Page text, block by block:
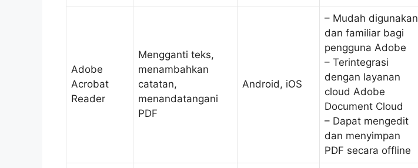
Adobe
Acrobat
Reader
Mengganti teks,
menambahkan
catatan,
menandatangani
PDF
Android, iOS
– Mudah digunakan
dan familiar bagi
pengguna Adobe
– Terintegrasi
dengan layanan
cloud Adobe
Document Cloud
– Dapat mengedit
dan menyimpan
PDF secara offline